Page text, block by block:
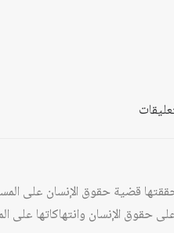
قضية حقوق الإنسان على